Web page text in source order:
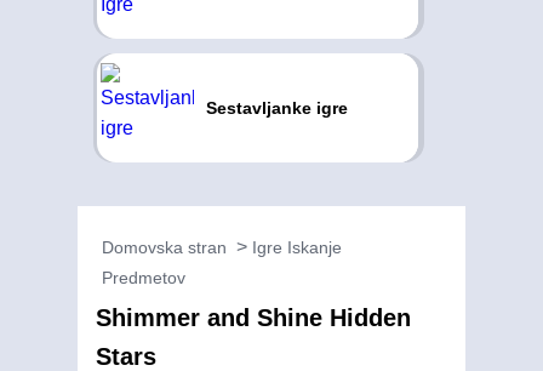
Sestavljanke igre
Domovska stran
Igre Iskanje
Predmetov
Shimmer and Shine Hidden
Stars